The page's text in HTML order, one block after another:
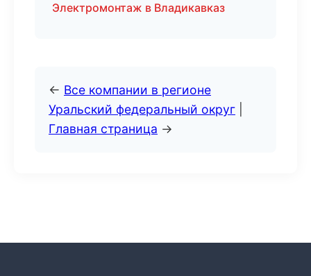
Электромонтаж в Владикавказ
← Все компании в регионе
Уральский федеральный округ
Главная страница →